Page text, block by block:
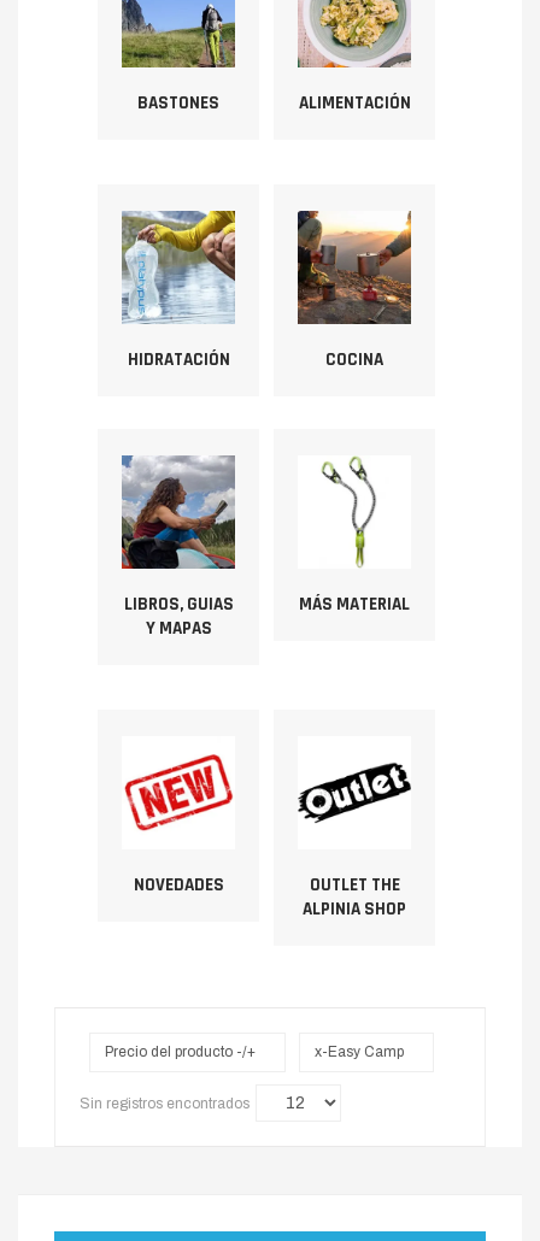
BASTONES ALIMENTACIÓN
HIDRATACIÓN COCINA
LIBROS, GUIAS
Y MAPAS
MÁS MATERIAL
NOVEDADES
OUTLET THE
ALPINIA SHOP
Precio del producto -/+ x-Easy Camp
Sin registros encontrados